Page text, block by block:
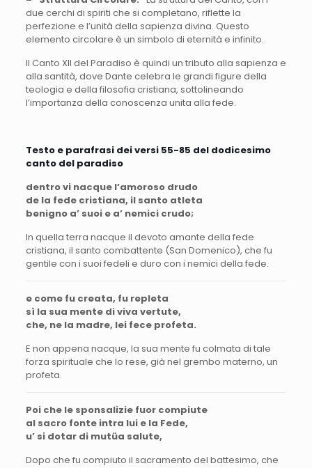
due cerchi di spiriti che si completano, riflette la
perfezione e l’unità della sapienza divina. Questo
elemento circolare è un simbolo di eternità e infinito.
Il Canto XII del Paradiso è quindi un tributo alla sapienza e
alla santità, dove Dante celebra le grandi figure della
teologia e della filosofia cristiana, sottolineando
l’importanza della conoscenza unita alla fede.
Testo e parafrasi dei versi 55-85 del dodicesimo
canto del paradiso
dentro vi nacque l’amoroso drudo
de la fede cristiana, il santo atleta
benigno a’ suoi e a’ nemici crudo;
In quella terra nacque il devoto amante della fede
cristiana, il santo combattente (San Domenico), che fu
gentile con i suoi fedeli e duro con i nemici della fede.
e come fu creata, fu repleta
sì la sua mente di viva vertute,
che, ne la madre, lei fece profeta.
E non appena nacque, la sua mente fu colmata di tale
forza spirituale che lo rese, già nel grembo materno, un
profeta.
Poi che le sponsalizie fuor compiute
al sacro fonte intra lui e la Fede,
u’ si dotar di mutüa salute,
Dopo che fu compiuto il sacramento del battesimo, che